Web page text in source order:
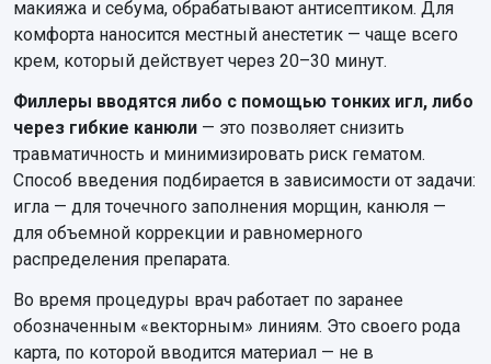
макияжа и себума, обрабатывают антисептиком. Для
комфорта наносится местный анестетик — чаще всего
крем, который действует через 20–30 минут.
Филлеры вводятся либо с помощью тонких игл, либо
через гибкие канюли — это позволяет снизить
травматичность и минимизировать риск гематом.
Способ введения подбирается в зависимости от задачи:
игла — для точечного заполнения морщин, канюля —
для объемной коррекции и равномерного
распределения препарата.
Во время процедуры врач работает по заранее
обозначенным «векторным» линиям. Это своего рода
карта, по которой вводится материал — не в